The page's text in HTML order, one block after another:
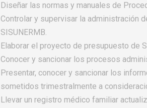
Diseñar las normas y manuales de
Controlar y supervisar la administración
SISUNERMB.
Elaborar el proyecto de presupuesto de
Conocer y sancionar los procesos
Presentar, conocer y sancionar los
sometidos trimestralmente a
Llevar un registro médico familiar